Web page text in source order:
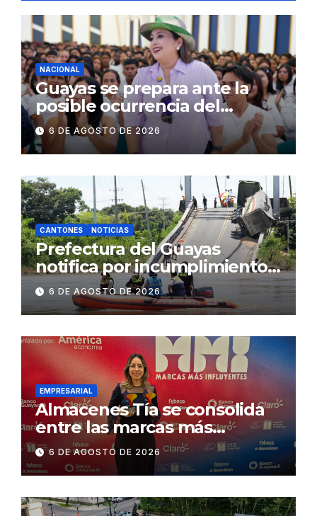
NACIONAL
Guayas se prepara ante la
posible ocurrencia del
fenómeno de El Niño:
Gobierno Nacional capacita a
2.500 jóvenes
6 DE AGOSTO DE 2026
CANTONES NOTICIAS
Prefectura del Guayas
notifica por incumplimiento
contractual a la
Concesionaria CONORTE y
exige celeridad en
desmontaje del puente
Gonzalo Icaza Cornejo, en
Daule
6 DE AGOSTO DE 2026
EMPRESARIAL
Almacenes Tía se consolida
entre las marcas más
influyentes del Ecuador
6 DE AGOSTO DE 2026